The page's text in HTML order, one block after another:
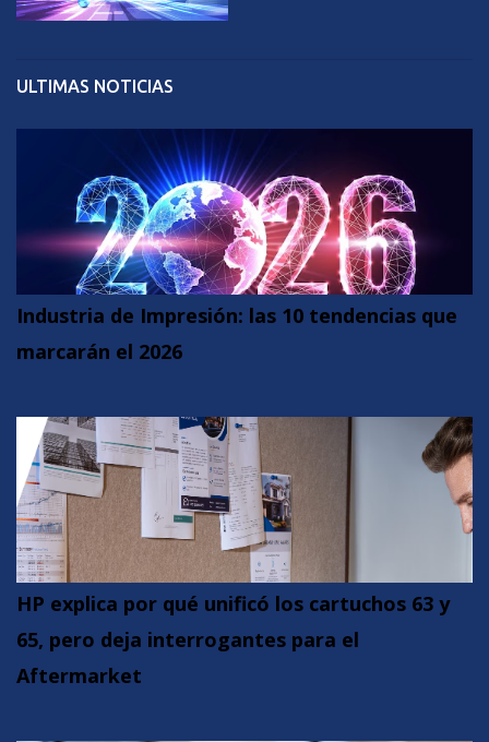
ULTIMAS NOTICIAS
Industria de Impresión: las 10 tendencias que
marcarán el 2026
HP explica por qué unificó los cartuchos 63 y
65, pero deja interrogantes para el
Aftermarket